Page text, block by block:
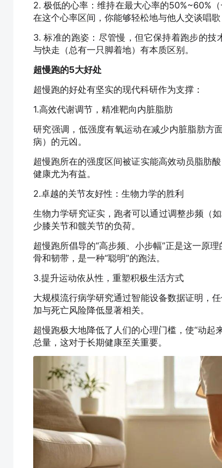
2. 极低的心率：维持在最大心率的50%~60%
在这个心率区间，你能够轻松地与他人交谈唱
3. 标准的跑姿：尽管慢，但它保持着跑步的技
与快走（总有一只脚着地）有本质区别。
超慢跑的5大好处
超慢跑的好处有坚实的现代科研作为支撑：
1.高效代谢调节，精准靶向内脏脂肪
研究强调，低强度有氧运动在减少内脏脂肪方
病）的元凶。
超慢跑所在的强度区间被证实能高效动员脂肪
健康尤为有益。
2.卓越的关节友好性：生物力学的胜利
生物力学研究证实，跑者可以通过调整步频（
少膝关节和髋关节的负荷。
超慢跑所倡导的“高步频、小步幅”正是这一原
骨和韧带，是一种“聪明”的跑法。
3.提升运动依从性，重塑积极生活方式
大规模流行病学研究通过智能设备数据证明，
加与死亡风险降低显著相关。
超慢跑极大地降低了人们的心理门槛，使“动
总量，这对于长期健康至关重要。